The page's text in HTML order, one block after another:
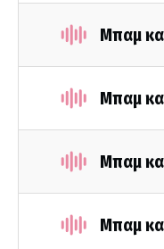
Μπαμ
Μπαμ
Μπαμ
Μπαμ